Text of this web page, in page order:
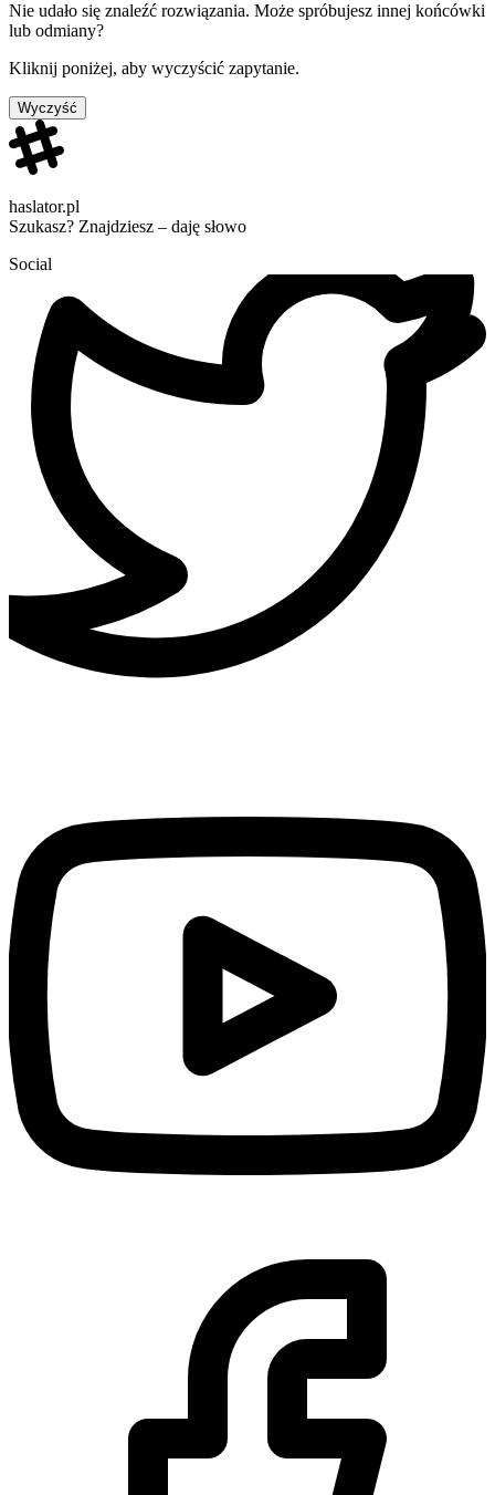
Nie udało się znaleźć rozwiązania. Może spróbujesz innej końcówki
lub odmiany?
Kliknij poniżej, aby wyczyścić zapytanie.
Wyczyść
haslator.pl
Szukasz? Znajdziesz – daję słowo
Social